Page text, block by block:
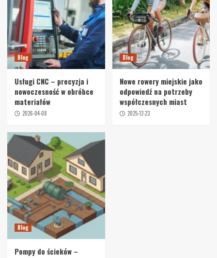
Blog
Usługi CNC – precyzja i
nowoczesność w obróbce
materiałów
2026-04-08
Blog
Nowe rowery miejskie jako
odpowiedź na potrzeby
współczesnych miast
2025-12-23
Blog
Pompy do ścieków –